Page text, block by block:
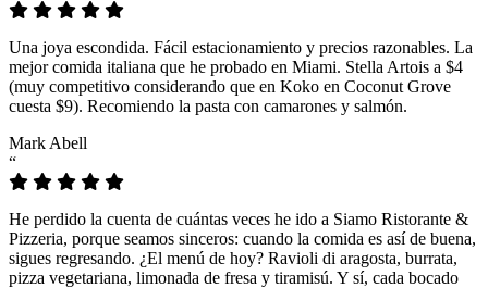
Una joya escondida. Fácil estacionamiento y precios razonables. La
mejor comida italiana que he probado en Miami. Stella Artois a $4
(muy competitivo considerando que en Koko en Coconut Grove
cuesta $9). Recomiendo la pasta con camarones y salmón.
Mark Abell
“
He perdido la cuenta de cuántas veces he ido a Siamo Ristorante &
Pizzeria, porque seamos sinceros: cuando la comida es así de buena,
sigues regresando. ¿El menú de hoy? Ravioli di aragosta, burrata,
pizza vegetariana, limonada de fresa y tiramisú. Y sí, cada bocado